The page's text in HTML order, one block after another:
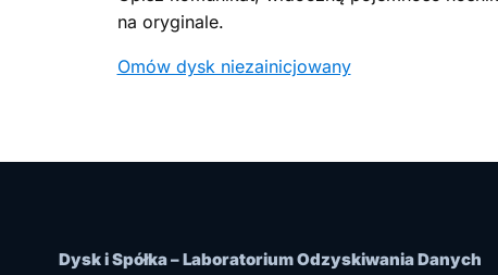
na oryginale.
Omów dysk niezainicjowany
Dysk i Spółka – Laboratorium Odzyskiwania Danych